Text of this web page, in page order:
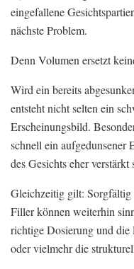
eingefallene
nächste Problem.
Denn Volumen ersetzt
Wird ein bereits
entsteht nicht selten ein
Erscheinungsbild.
schnell ein aufgedunsener
des Gesichts eher verstärkt
Gleichzeitig gilt: Sorgfältig
Filler können weiterhin
richtige Dosierung und die
oder vielmehr die